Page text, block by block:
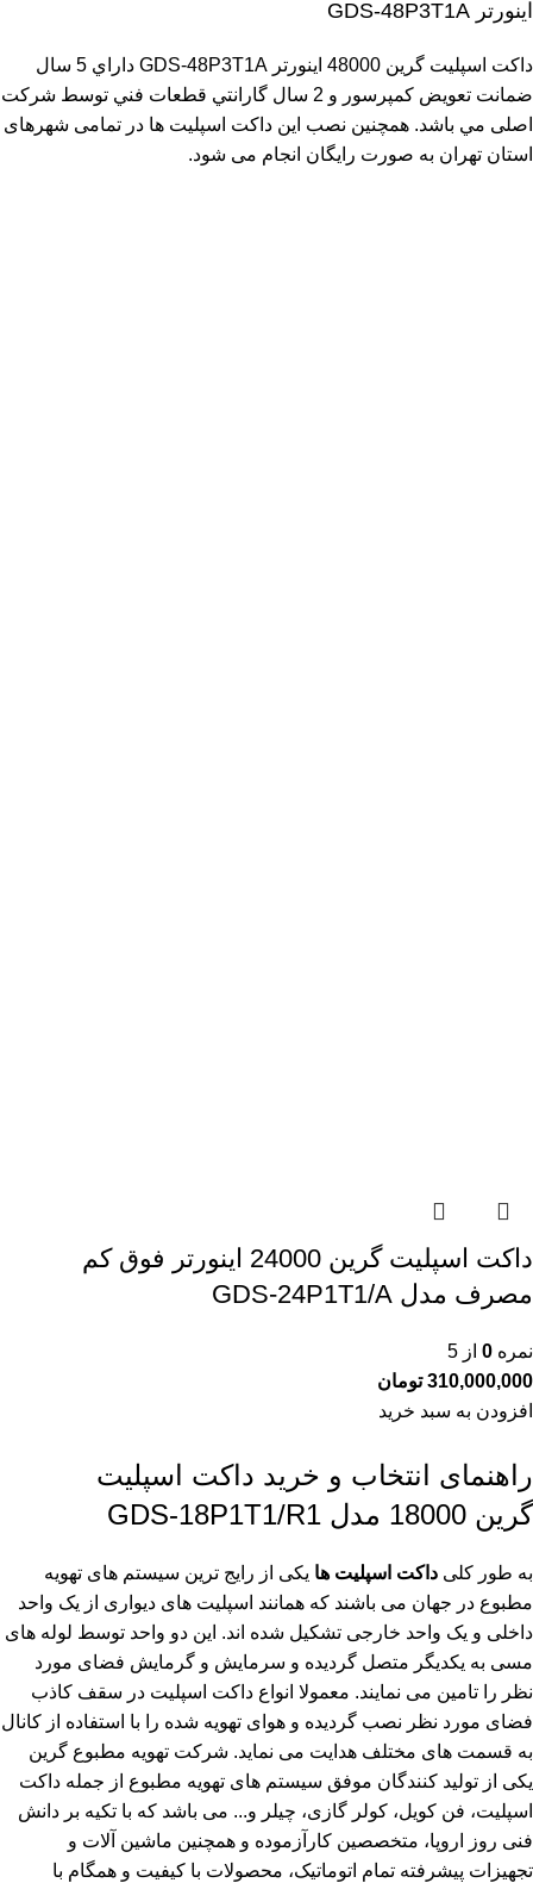
اینورتر GDS-48P3T1A
داکت اسپلیت گرین 48000 اینورتر GDS-48P3T1A داراي 5 سال
ضمانت تعويض كمپرسور و 2 سال گارانتي قطعات فني توسط شرکت
اصلی مي باشد. همچنین نصب این داکت اسپلیت ها در تمامی شهرهای
استان تهران به صورت رایگان انجام می شود.
داکت اسپلیت گرین 24000 اینورتر فوق کم
مصرف مدل GDS-24P1T1/A
نمره 0 از 5
310,000,000 تومان
افزودن به سبد خرید
راهنمای انتخاب و خرید داکت اسپلیت
گرین 18000 مدل GDS-18P1T1/R1
به طور کلی داکت اسپلیت ها یکی از رایج ترین سیستم های تهویه
مطبوع در جهان می باشند که همانند اسپلیت های دیواری از یک واحد
داخلی و یک واحد خارجی تشکیل شده اند. این دو واحد توسط لوله های
مسی به یکدیگر متصل گردیده و سرمایش و گرمایش فضای مورد
نظر را تامین می نمایند. معمولا انواع داکت اسپلیت در سقف کاذب
فضای مورد نظر نصب گردیده و هوای تهویه شده را با استفاده از کانال
به قسمت های مختلف هدایت می نماید. شرکت تهویه مطبوع گرین
یکی از تولید کنندگان موفق سیستم های تهویه مطبوع از جمله داکت
اسپلیت، فن کویل، کولر گازی، چیلر و... می باشد که با تکیه بر دانش
فنی روز اروپا، متخصصین کارآزموده و همچنین ماشین آلات و
تجهیزات پیشرفته تمام اتوماتیک، محصولات با کیفیت و همگام با